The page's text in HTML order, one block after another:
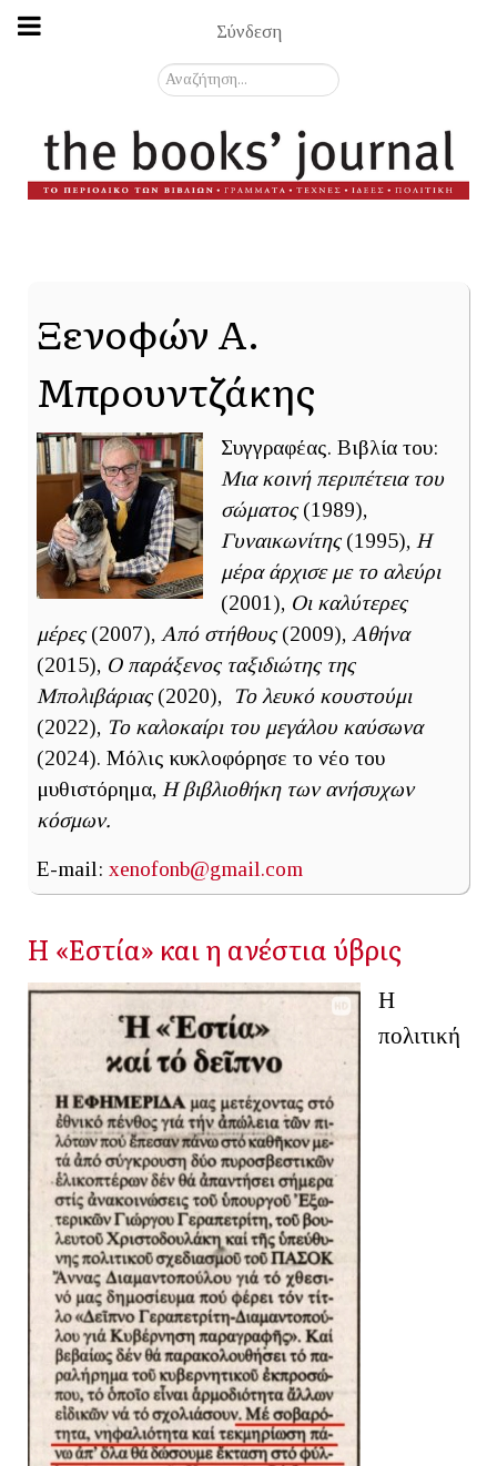
Σύνδεση
Αναζήτηση...
Ξενοφών Α.
Μπρουντζάκης
Συγγραφέας. Βιβλία του:
Μια κοινή περιπέτεια του
σώματος(1989),
Γυναικωνίτης(1995), Η
μέρα άρχισε με το αλεύρι
(2001), Οι καλύτερες
μέρες(2007), Από στήθους(2009), Αθήνα
(2015), Ο παράξενος ταξιδιώτης της
Μπολιβάριας(2020),
Το λευκό κουστούμι
(2022), Το καλοκαίρι του μεγάλου καύσωνα
(2024). Μόλις κυκλοφόρησε το νέο του
μυθιστόρημα, Η βιβλιοθήκη των ανήσυχων
κόσμων.
E-mail: xenofonb@gmail.com
Η «Εστία» και η ανέστια ύβρις
Η
πολιτική